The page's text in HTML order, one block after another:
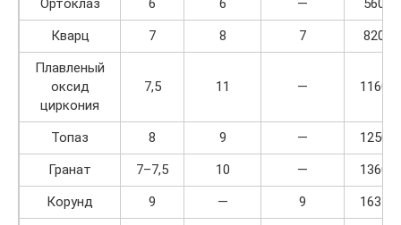
Ортоклаз
6 6 —
560
Кварц
7 8 7
820
Плавленый
оксид
циркония
7,5 11 — 1160
Топаз 8 9 —
1250
Гранат
7–7,5 10 —
1360
Корунд
9 — 9
1635